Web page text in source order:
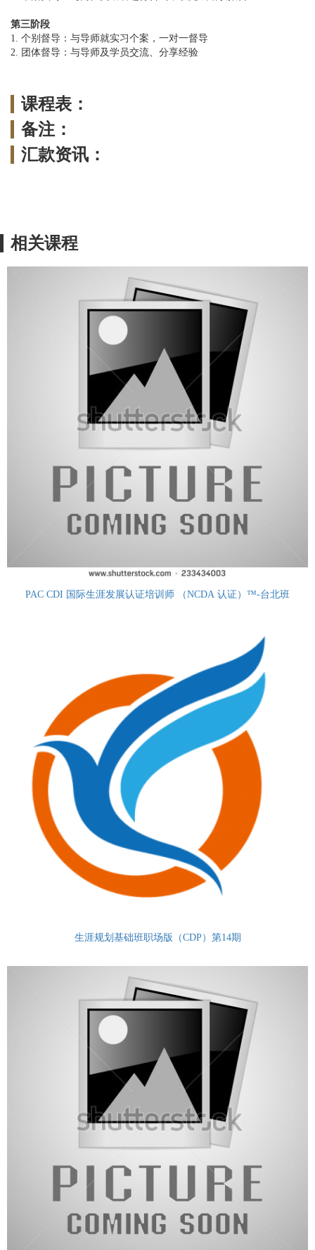
第三阶段
1. 个别督导：与导师就实习个案，一对一督导
2. 团体督导：与导师及学员交流、分享经验
课程表：
备注：
汇款资讯：
相关课程
PAC CDI 国际生涯发展认证培训师 （NCDA 认证）™-台北班
生涯规划基础班职场版（CDP）第14期